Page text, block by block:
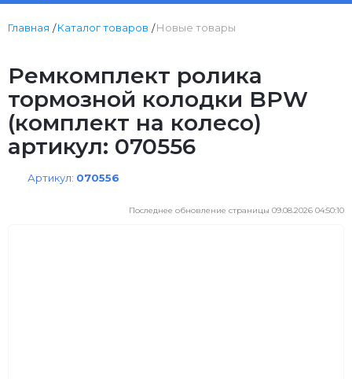
Главная Каталог товаров Новые товары
Ремкомплект ролика
тормозной колодки BPW
(комплект на колесо)
артикул: 070556
Артикул: 070556
Последнее обновление страницы 09.08.2026 04:50:10